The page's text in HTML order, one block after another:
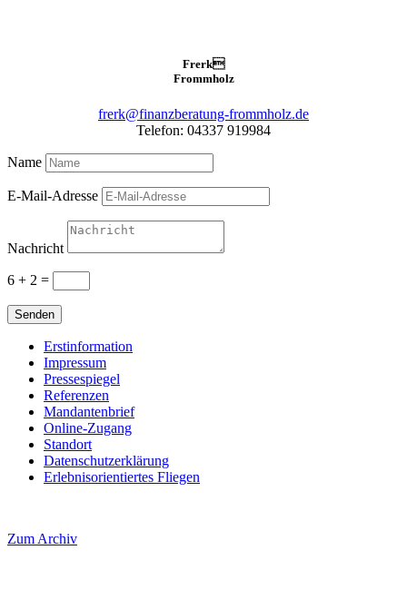
Frerk
Frommholz
frerk@finanzberatung-frommholz.de
Telefon: 04337 919984
Name
E-Mail-Adresse
Nachricht
6 + 2 =
Senden
Erstinformation
Impressum
Pressespiegel
Referenzen
Mandantenbrief
Online-Zugang
Standort
Datenschutzerklärung
Erlebnisorientiertes Fliegen
Zum Archiv